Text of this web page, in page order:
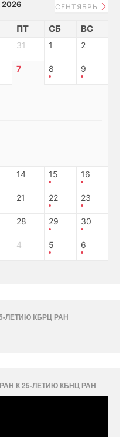
СЕНТЯБРЬ
ПТ СБ ВС
31 1 2
7 8 9
14 15 16
21 22 23
28 29 30
4 5 6
ЛЕТИЮ КБРЦ РАН
К 25-ЛЕТИЮ КБНЦ РАН